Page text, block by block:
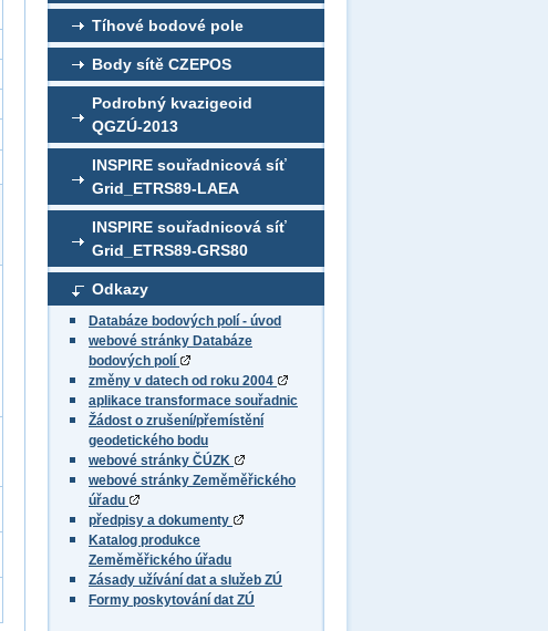
Tíhové bodové pole
Body sítě CZEPOS
Podrobný kvazigeoid
QGZÚ-2013
INSPIRE souřadnicová síť
Grid_ETRS89-LAEA
INSPIRE souřadnicová síť
Grid_ETRS89-GRS80
Odkazy
Databáze bodových polí - úvod
webové stránky Databáze
bodových polí
změny v datech od roku 2004
aplikace transformace souřadnic
Žádost o zrušení/přemístění
geodetického bodu
webové stránky ČÚZK
webové stránky Zeměměřického
úřadu
předpisy a dokumenty
Katalog produkce
Zeměměřického úřadu
Zásady užívání dat a služeb ZÚ
Formy poskytování dat ZÚ